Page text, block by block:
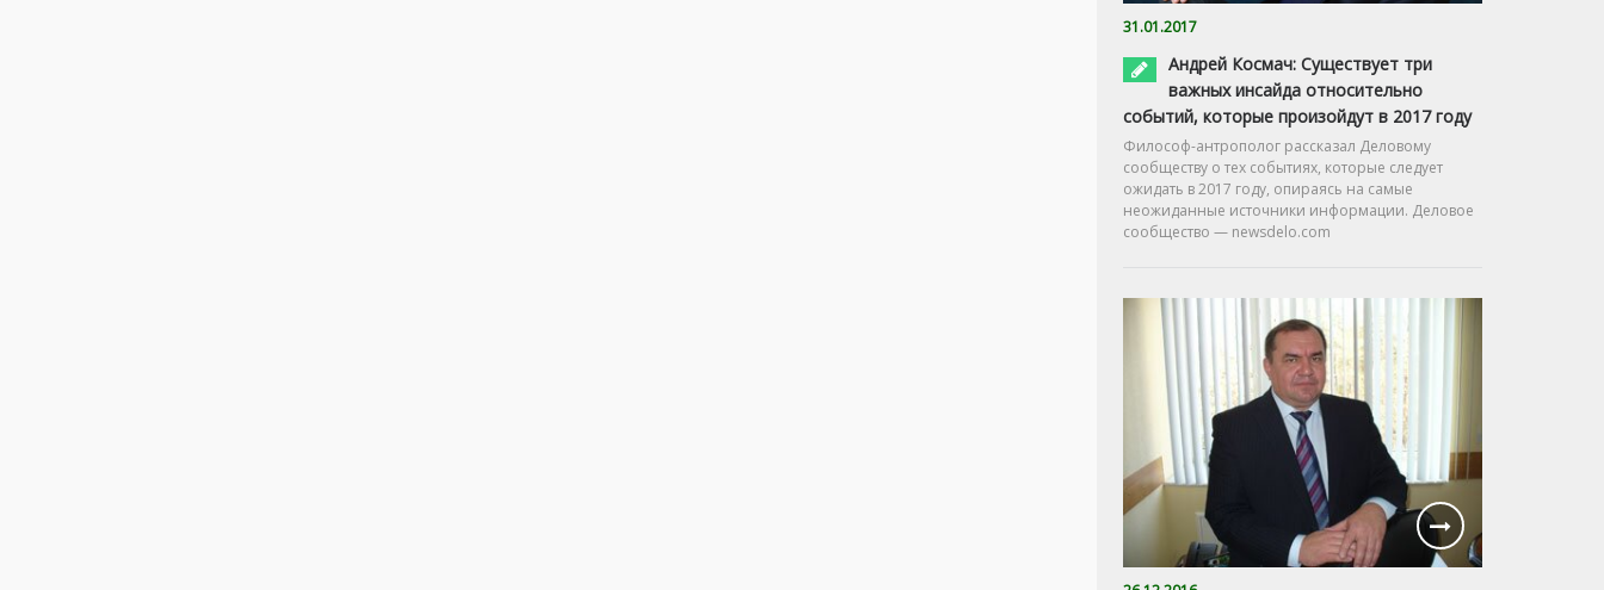
31.01.2017
Андрей Космач: Существует три
важных инсайда относительно
событий, которые произойдут в 2017 году
Философ-антрополог рассказал Деловому
сообществу о тех событиях, которые следует
ожидать в 2017 году, опираясь на самые
неожиданные источники информации. Деловое
сообщество — newsdelo.com